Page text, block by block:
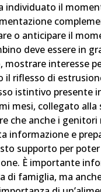
individuato il
o anticipare il
deve essere in
mostrare interesse
il riflesso di
istintivo presente
mesi, collegato alla
che anche i genitori
informazione e
supporto per
È importante
di famiglia, ma